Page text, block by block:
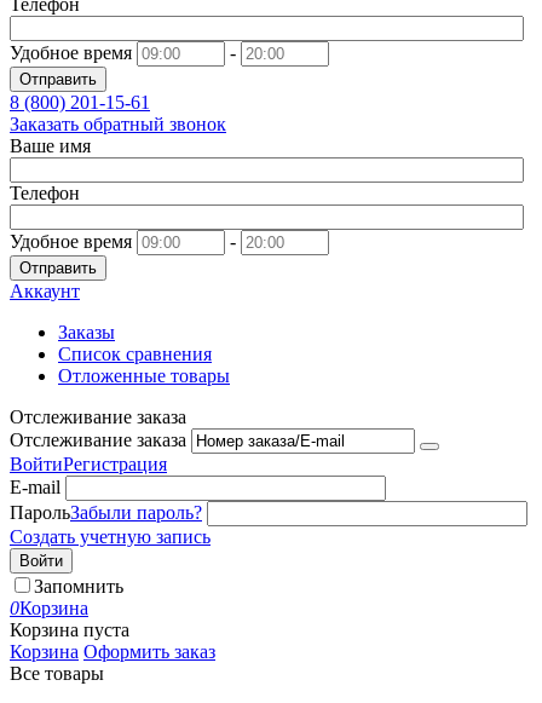
Телефон
Удобное время -
Отправить
8 (800) 201-15-61
Заказать обратный звонок
Ваше имя
Телефон
Удобное время -
Отправить
Аккаунт
Заказы
Список сравнения
Отложенные товары
Отслеживание заказа
Отслеживание заказа
ВойтиРегистрация
E-mail
ПарольЗабыли пароль?
Создать учетную запись
Войти
Запомнить
0Корзина
Корзина пуста
Корзина Оформить заказ
Все товары